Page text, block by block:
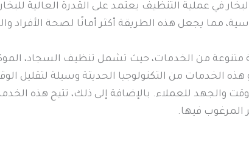
في عملية التنظيف يعتمد على القدرة العالية
مما يجعل هذه الطريقة أكثر أمانًا لصحة الأفراد
من الخدمات، حيث تشمل تنظيف السجاد،
الخدمات من التكنولوجيا الحديثة وسيلة لتقليل
والجهد للعملاء. بالإضافة إلى ذلك، تتيح هذه
المرغوب فيها.